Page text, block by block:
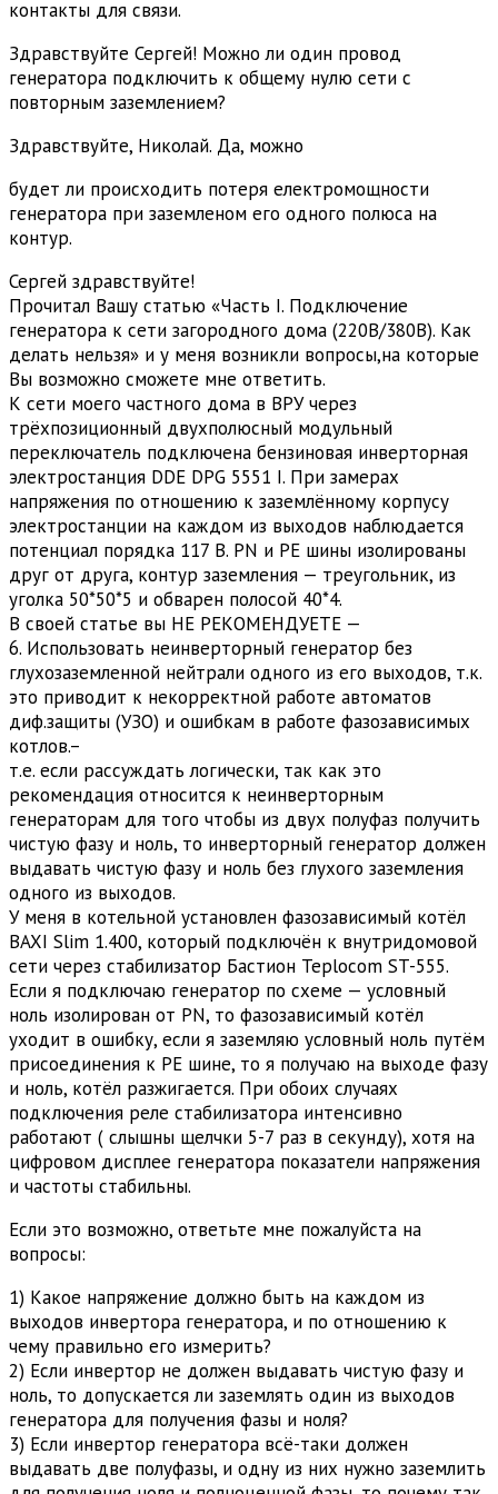
контакты для связи.
Здравствуйте Сергей! Можно ли один провод
генератора подключить к общему нулю сети с
повторным заземлением?
Здравствуйте, Николай. Да, можно
будет ли происходить потеря електромощности
генератора при заземленом его одного полюса на
контур.
Сергей здравствуйте!
Прочитал Вашу статью «Часть I. Подключение
генератора к сети загородного дома (220В/380В). Как
делать нельзя» и у меня возникли вопросы,на которые
Вы возможно сможете мне ответить.
К сети моего частного дома в ВРУ через
трёхпозиционный двухполюсный модульный
переключатель подключена бензиновая инверторная
электростанция DDE DPG 5551 I. При замерах
напряжения по отношению к заземлённому корпусу
электростанции на каждом из выходов наблюдается
потенциал порядка 117 В. PN и PE шины изолированы
друг от друга, контур заземления — треугольник, из
уголка 50*50*5 и обварен полосой 40*4.
В своей статье вы НЕ РЕКОМЕНДУЕТЕ —
6. Использовать неинверторный генератор без
глухозаземленной нейтрали одного из его выходов, т.к.
это приводит к некорректной работе автоматов
диф.защиты (УЗО) и ошибкам в работе фазозависимых
котлов.–
т.е. если рассуждать логически, так как это
рекомендация относится к неинверторным
генераторам для того чтобы из двух полуфаз получить
чистую фазу и ноль, то инверторный генератор должен
выдавать чистую фазу и ноль без глухого заземления
одного из выходов.
У меня в котельной установлен фазозависимый котёл
BAXI Slim 1.400, который подключён к внутридомовой
сети через стабилизатор Бастион Teplocom ST-555.
Если я подключаю генератор по схеме — условный
ноль изолирован от PN, то фазозависимый котёл
уходит в ошибку, если я заземляю условный ноль путём
присоединения к PE шине, то я получаю на выходе фазу
и ноль, котёл разжигается. При обоих случаях
подключения реле стабилизатора интенсивно
работают ( слышны щелчки 5-7 раз в секунду), хотя на
цифровом дисплее генератора показатели напряжения
и частоты стабильны.
Если это возможно, ответьте мне пожалуйста на
вопросы:
1) Какое напряжение должно быть на каждом из
выходов инвертора генератора, и по отношению к
чему правильно его измерить?
2) Если инвертор не должен выдавать чистую фазу и
ноль, то допускается ли заземлять один из выходов
генератора для получения фазы и ноля?
3) Если инвертор генератора всё-таки должен
выдавать две полуфазы, и одну из них нужно заземлить